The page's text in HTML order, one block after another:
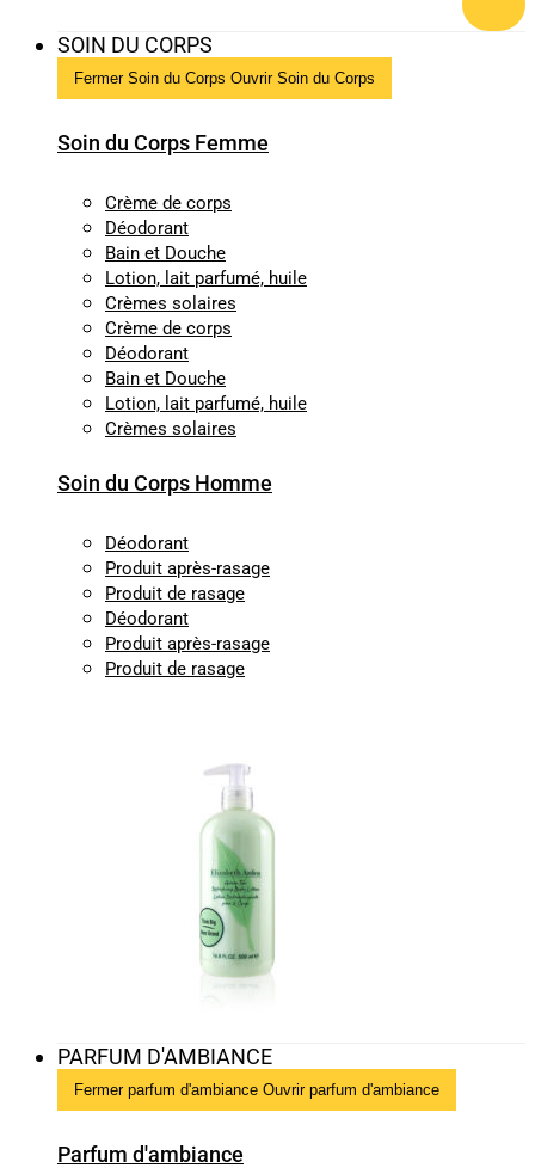
SOIN DU CORPS
Fermer Soin du Corps Ouvrir Soin du Corps
Soin du Corps Femme
Crème de corps
Déodorant
Bain et Douche
Lotion, lait parfumé, huile
Crèmes solaires
Crème de corps
Déodorant
Bain et Douche
Lotion, lait parfumé, huile
Crèmes solaires
Soin du Corps Homme
Déodorant
Produit après-rasage
Produit de rasage
Déodorant
Produit après-rasage
Produit de rasage
PARFUM D'AMBIANCE
Fermer parfum d'ambiance Ouvrir parfum d'ambiance
Parfum d'ambiance